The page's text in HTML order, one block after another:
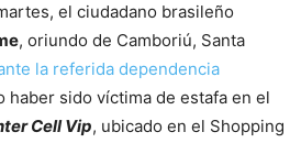
el ciudadano brasileño
, oriundo de Camboriú, Santa
la referida dependencia
haber sido víctima de estafa en el
Cell Vip, ubicado en el Shopping